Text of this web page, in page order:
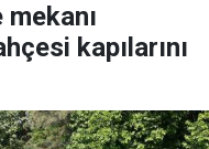
kapılarını